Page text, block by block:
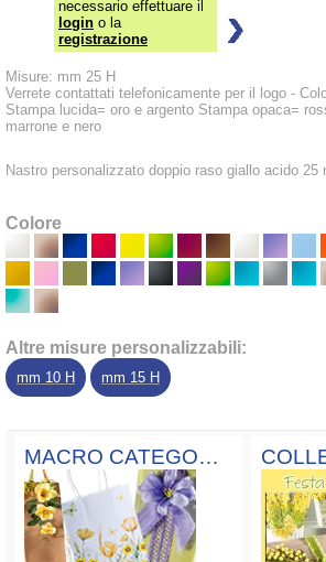
necessario effettuare il
login o la
registrazione
Misure: mm 25 H
Verrete contattati telefonicamente per il logo -
Stampa lucida= oro e argento Stampa opaca=
marrone e nero
Nastro personalizzato doppio raso giallo acido 25
Colore
Altre misure personalizzabili:
mm 10 H mm 15 H
MACRO CATEGORIE